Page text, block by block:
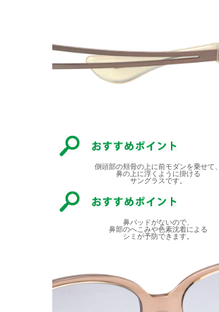
側頭部の頬骨の上に前モダンを乗せて、
鼻の上に浮くように掛ける
サングラスです。
鼻パッドがないので、
鼻部のへこみや色素沈着による
シミが予防できます。